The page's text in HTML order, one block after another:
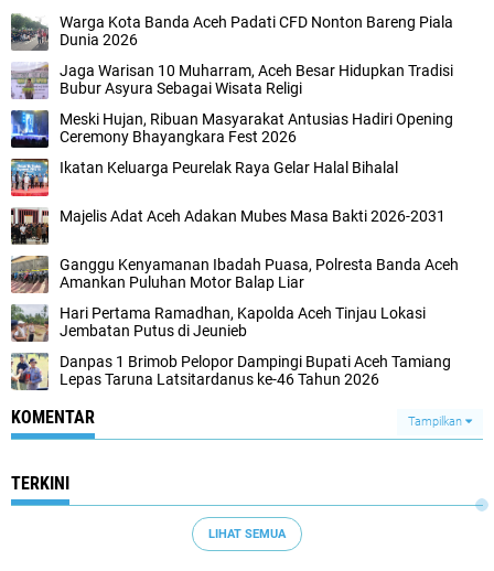
Warga Kota Banda Aceh Padati CFD Nonton Bareng Piala
Dunia 2026
Jaga Warisan 10 Muharram, Aceh Besar Hidupkan Tradisi
Bubur Asyura Sebagai Wisata Religi
Meski Hujan, Ribuan Masyarakat Antusias Hadiri Opening
Ceremony Bhayangkara Fest 2026
Ikatan Keluarga Peurelak Raya Gelar Halal Bihalal
Majelis Adat Aceh Adakan Mubes Masa Bakti 2026-2031
Ganggu Kenyamanan Ibadah Puasa, Polresta Banda Aceh
Amankan Puluhan Motor Balap Liar
Hari Pertama Ramadhan, Kapolda Aceh Tinjau Lokasi
Jembatan Putus di Jeunieb
Danpas 1 Brimob Pelopor Dampingi Bupati Aceh Tamiang
Lepas Taruna Latsitardanus ke-46 Tahun 2026
KOMENTAR Tampilkan
TERKINI
LIHAT SEMUA